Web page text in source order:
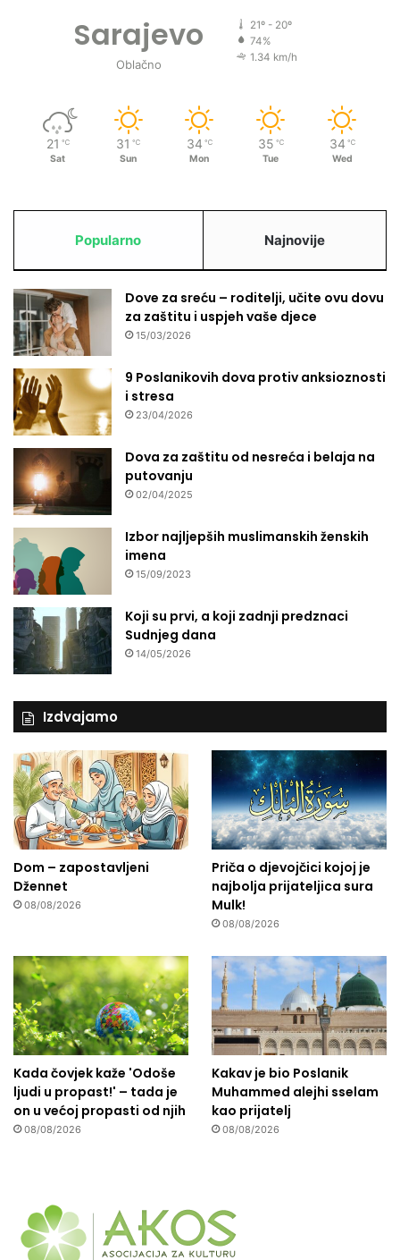
Sarajevo
Oblačno
21º - 20º
74%
1.34 km/h
21 ℃
Sat
31 ℃
Sun
34 ℃
Mon
35 ℃
Tue
34 ℃
Wed
Popularno Najnovije
Dove za sreću – roditelji, učite ovu dovu
za zaštitu i uspjeh vaše djece
15/03/2026
9 Poslanikovih dova protiv anksioznosti
i stresa
23/04/2026
Dova za zaštitu od nesreća i belaja na
putovanju
02/04/2025
Izbor najljepših muslimanskih ženskih
imena
15/09/2023
Koji su prvi, a koji zadnji predznaci
Sudnjeg dana
14/05/2026
Izdvajamo
Dom – zapostavljeni
Džennet
08/08/2026
Priča o djevojčici kojoj je
najbolja prijateljica sura
Mulk!
08/08/2026
Kada čovjek kaže 'Odoše
ljudi u propast!' – tada je
on u većoj propasti od njih
08/08/2026
Kakav je bio Poslanik
Muhammed alejhi sselam
kao prijatelj
08/08/2026